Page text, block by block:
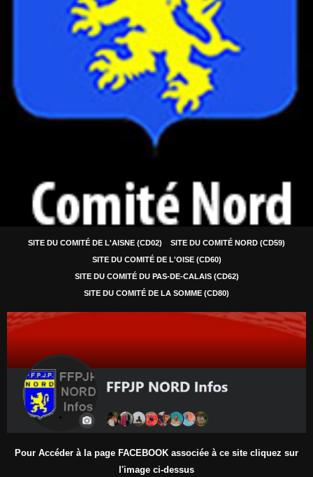
SITE DU COMITÉ DE L'AISNE (CD02)
SITE DU COMITÉ NORD (CD59)
SITE DU COMITÉ DE L'OISE (CD60)
SITE DU COMITÉ DU PAS-DE-CALAIS (CD62)
SITE DU COMITÉ DE LA SOMME (CD80)
Pour Accéder à la page FACEBOOK associée à ce site cliquez sur
l'image ci-dessus